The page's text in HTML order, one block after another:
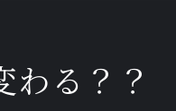
わる？？